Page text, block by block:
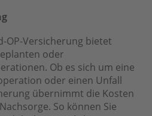
OP-Versicherung bietet
oder
Ob es sich um eine
oder einen Unfall
übernimmt die Kosten
So können Sie